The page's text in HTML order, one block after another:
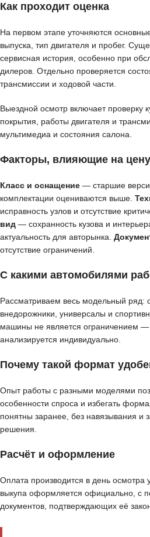
Как проходит оценка
На первом этапе уточняются
выпуска, тип двигателя и пробег.
сервисная история, особенно при
дилеров. Отдельно проверяется
трансмиссии и ходовой части.
Выездной осмотр включает проверку
покрытия, работы двигателя и
мультимедиа и состояния салона.
Факторы, влияющие на цену
Класс и оснащение — старшие
комплектации оцениваются выше.
исправность узлов и отсутствие
вид — сохранность кузова и
актуальность для авторынка.
отсутствие ограничений.
С какими автомобилями
Рассматриваем весь модельный ряд:
внедорожники, универсалы и
машины не является ограничением —
анализируется индивидуально.
Почему такой формат
Опыт работы с разными моделями
особенности спроса и избегать
понятны заранее, без навязывания и
решения.
Расчёт и оформление
Оплата производится в день
выкупа оформляется официально, с
документов, подтверждающих её